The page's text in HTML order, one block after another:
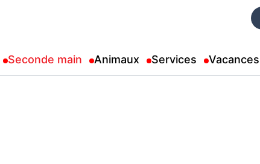
Seconde main Animaux Services Vacances